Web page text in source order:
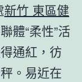
新竹 東區健
體“柔性”活
通紅，彷
。易近在